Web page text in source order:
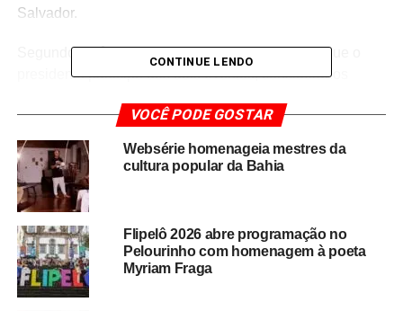
Salvador.
Segundo Jerônimo, existe uma articulação para que o
presidente participe dos dois eventos, considerados
das atividades do Teatro Castro Alves é aguardado com
expectativa pelo setor cultural, enquanto o Dois de Julho
representa uma das datas cívicas mais importantes do
estado.
relação política entre o governo federal e a gestão
estadual, além de ampliar a visibilidade nacional das
celebrações realizadas em Salvador.
CONTINUE LENDO
VOCÊ PODE GOSTAR
Websérie homenageia mestres da
cultura popular da Bahia
Flipelô 2026 abre programação no
Pelourinho com homenagem à poeta
Myriam Fraga